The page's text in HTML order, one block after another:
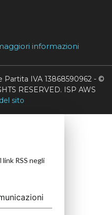
informazioni
Partita IVA 13868590962 - ©
RESERVED. ISP AWS
sito
RSS negli